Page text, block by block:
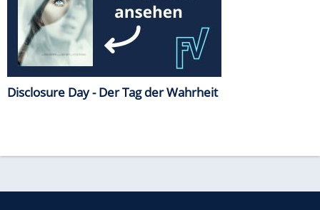
Disclosure Day - Der Tag der Wahrheit